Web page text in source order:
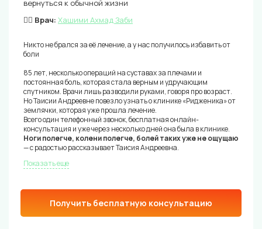
вернуться к обычной жизни
👨‍⚕️ Врач: Хашими Ахмад Заби
Никто не брался за её лечение, а у нас получилось избавить от
боли
85 лет, несколько операций на суставах за плечами и
постоянная боль, которая стала верным и удручающим
спутником. Врачи лишь разводили руками, говоря про возраст.
Но Таисии Андреевне повезло узнать о клинике «Ридженика» от
землячки, которая уже прошла лечение.
Всего один телефонный звонок, бесплатная онлайн-
консультация и уже через несколько дней она была в клинике.
Ноги полегче, колени полегче, болей таких уже не ощущаю
— с радостью рассказывает Таисия Андреевна.
Показать еще
Получить бесплатную консультацию